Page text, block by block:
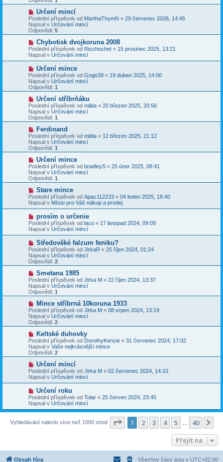
p
v
e
k
p
s
p
ě
v
e
k
N
o
v
ý
p
s
p
v
e
k
Určení mincí
Poslední příspěvek od MarthaThymN « 29 červenec 2026, 14:45
Napsal v Určování mincí
Odpovědi: 5
N
o
v
ý
p
í
s
p
v
e
k
Chybotisk dvojkoruna 2008
Poslední příspěvek od Ricchochet « 15 prosinec 2025, 13:21
Napsal v Určování mincí
N
o
v
ý
p
s
p
ě
v
e
k
Určení mince
Poslední příspěvek od Gogo39 « 19 duben 2025, 14:00
Napsal v Určování mincí
Odpovědi: 1
N
o
v
ý
p
s
p
ě
v
e
k
Určení stříbrňáku
Poslední příspěvek od milda « 20 březen 2025, 20:56
Napsal v Určování mincí
Odpovědi: 1
N
o
v
ý
p
s
p
ě
v
e
k
Ferdinand
Poslední příspěvek od milda « 12 březen 2025, 21:12
Napsal v Určování mincí
Odpovědi: 1
N
o
v
ý
p
s
p
e
k
Určení mince
Poslední příspěvek od bradleyS « 25 únor 2025, 08:41
Napsal v Určování mincí
Odpovědi: 1
N
o
v
ý
í
s
p
ě
v
e
k
Stare mince
Poslední příspěvek od Apac112233 « 04 leden 2025, 18:40
Napsal v Místo pro Váš nákup a prodej
N
o
v
ý
p
í
s
p
v
e
k
prosím o určenie
Poslední příspěvek od laco « 17 listopad 2024, 09:09
Napsal v Určování mincí
N
o
v
ý
p
s
p
ě
v
e
k
Středověké falzum feniku?
Poslední příspěvek od JirkaR « 25 říjen 2024, 01:24
Napsal v Určování mincí
Odpovědi: 2
N
o
v
ý
p
s
p
ě
v
e
k
Smetana 1985
Poslední příspěvek od Jirka M « 22 říjen 2024, 13:37
Napsal v Určování mincí
Odpovědi: 1
N
o
v
ý
p
s
p
ě
v
e
k
Mince stříbrná 10koruna 1933
Poslední příspěvek od Jirka M « 08 srpen 2024, 13:19
Napsal v Určování mincí
Odpovědi: 2
N
o
v
ý
p
s
p
v
e
k
Keltské duhovky
Poslední příspěvek od DorothyKenzie « 31 červenec 2024, 17:02
Napsal v Vaše nejkrásnější mince
Odpovědi: 2
N
o
v
ý
p
í
s
p
v
Určení mincí
Poslední příspěvek od Jirka M « 02 červenec 2024, 14:10
Napsal v Určování mincí
N
o
v
ý
p
ř
í
k
Určení roku
Poslední příspěvek od Tolar « 25 červen 2024, 23:45
Napsal v Určování mincí
Vyhledávání nalezlo více než 1000 shod Stránka z 40
1 2 3 4 5 40
Přejít na
Obsah fóra Všechny časy jsou v UTC+02:00